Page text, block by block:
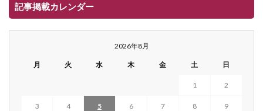
記事掲載カレンダー
2026年8月
月 火 水 木 金 土 日
1 2
3 4 5 6 7 8 9